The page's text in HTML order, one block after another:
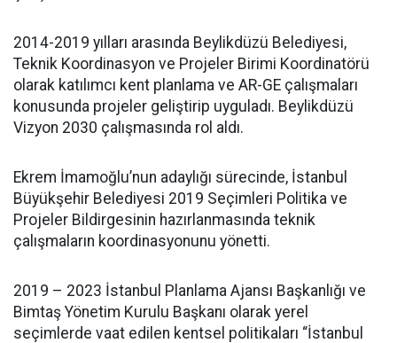
2014-2019 yılları arasında Beylikdüzü Belediyesi,
Teknik Koordinasyon ve Projeler Birimi Koordinatörü
olarak katılımcı kent planlama ve AR-GE çalışmaları
konusunda projeler geliştirip uyguladı. Beylikdüzü
Vizyon 2030 çalışmasında rol aldı.
Ekrem İmamoğlu’nun adaylığı sürecinde, İstanbul
Büyükşehir Belediyesi 2019 Seçimleri Politika ve
Projeler Bildirgesinin hazırlanmasında teknik
çalışmaların koordinasyonunu yönetti.
2019 – 2023 İstanbul Planlama Ajansı Başkanlığı ve
Bimtaş Yönetim Kurulu Başkanı olarak yerel
seçimlerde vaat edilen kentsel politikaları “İstanbul